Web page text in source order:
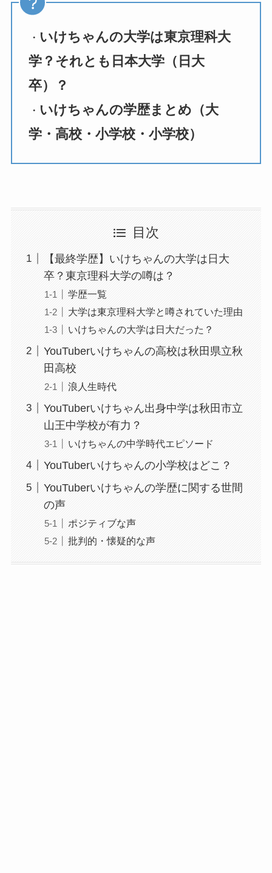
・ いけちゃんの大学は東京理科大
学？それとも日本大学（日大
卒）？
・ いけちゃんの学歴まとめ（大
学・高校・小学校・小学校）
目次
【最終学歴】いけちゃんの大学は日大
卒？東京理科大学の噂は？
学歴一覧
大学は東京理科大学と噂されていた理由
いけちゃんの大学は日大だった？
YouTuberいけちゃんの高校は秋田県立秋
田高校
浪人生時代
YouTuberいけちゃん出身中学は秋田市立
山王中学校が有力？
いけちゃんの中学時代エピソード
YouTuberいけちゃんの小学校はどこ？
YouTuberいけちゃんの学歴に関する世間
の声
ポジティブな声
批判的・懐疑的な声